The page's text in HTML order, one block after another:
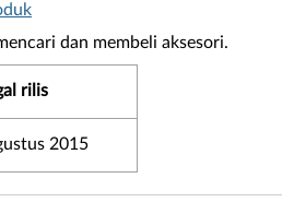
dan membeli aksesori.
rilis
2015